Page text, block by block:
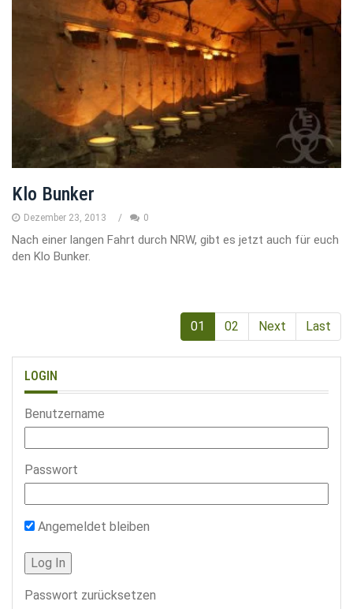
Klo Bunker
Dezember 23, 2013 0
Nach einer langen Fahrt durch NRW, gibt es jetzt auch für euch
den Klo Bunker.
01 02 Next Last
LOGIN
Benutzername
Passwort
Angemeldet bleiben
Passwort zurücksetzen